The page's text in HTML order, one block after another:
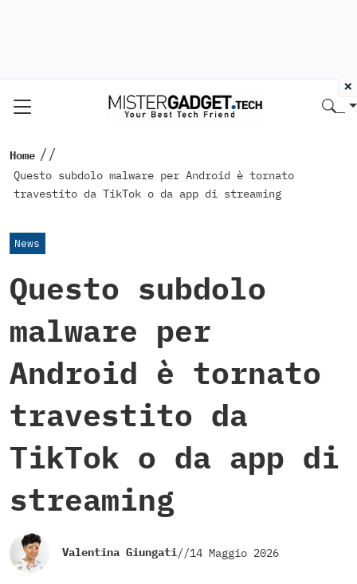
Home //
Questo subdolo malware per Android è tornato
travestito da TikTok o da app di streaming
News
Questo subdolo
malware per
Android è tornato
travestito da
TikTok o da app di
streaming
Valentina Giungati//14 Maggio 2026
×